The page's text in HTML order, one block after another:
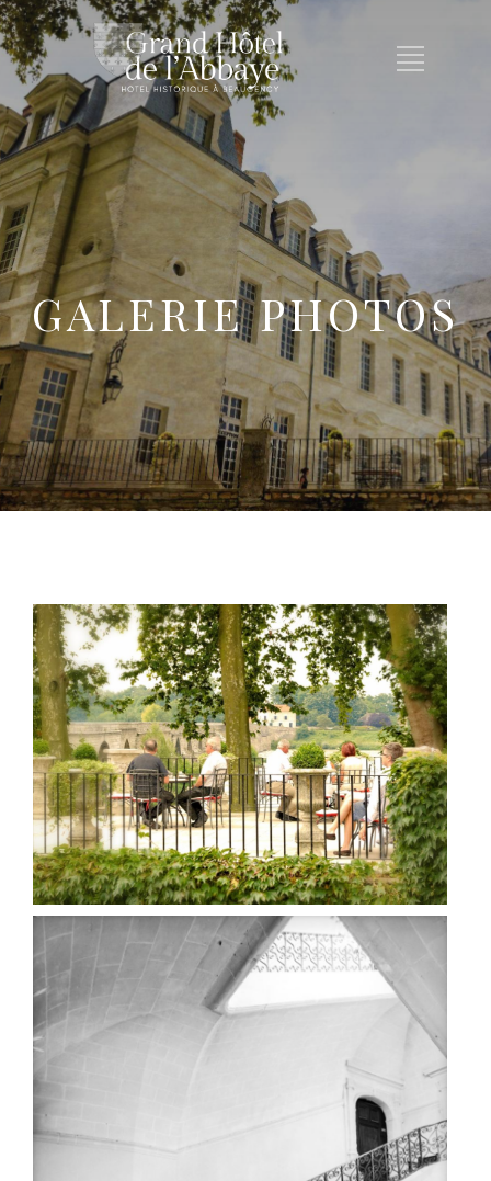
GALERIE PHOTOS